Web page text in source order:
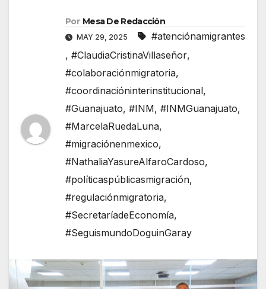
Por Mesa De Redacción
MAY 29, 2025
#atenciónamigrantes
, #ClaudiaCristinaVillaseñor,
#colaboraciónmigratoria,
#coordinacióninterinstitucional,
#Guanajuato, #INM, #INMGuanajuato,
#MarcelaRuedaLuna,
#migraciónenmexico,
#NathaliaYasureAlfaroCardoso,
#políticaspúblicasmigración,
#regulaciónmigratoria,
#SecretaríadeEconomía,
#SeguismundoDoguinGaray